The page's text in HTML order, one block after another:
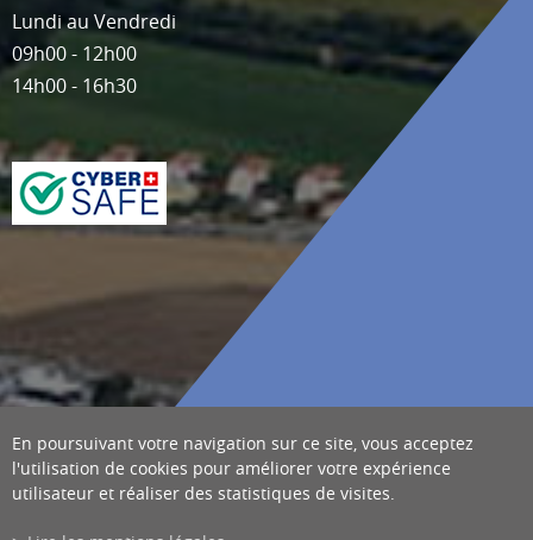
Lundi au Vendredi
09h00 - 12h00
14h00 - 16h30
En poursuivant votre navigation sur ce site, vous acceptez
l'utilisation de cookies pour améliorer votre expérience
utilisateur et réaliser des statistiques de visites.